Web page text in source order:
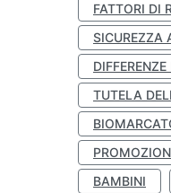
FATTORI DI
SICUREZZA
DIFFERENZE
TUTELA
BAMBINI